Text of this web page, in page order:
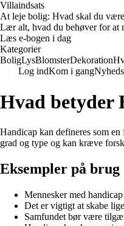
Villaindsats
At leje bolig: Hvad skal du
Lær alt, hvad du behøver for at
Læs e-bogen i dag
Kategorier
BoligLysBlomsterDekoration
Log indKom i gang
Hvad betyder
Handicap kan defineres som
grad og type og kan kræve
Eksempler på brug
Mennesker med
Det er vigtigt at skabe
Samfundet bør være